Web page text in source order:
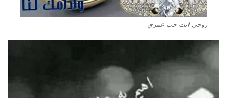
زوجي انت حب عمري